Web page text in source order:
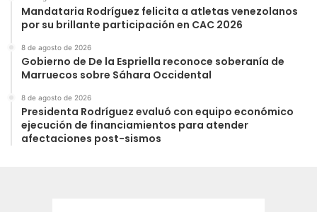
Mandataria Rodríguez felicita a atletas venezolanos
por su brillante participación en CAC 2026
8 de agosto de 2026
Gobierno de De la Espriella reconoce soberanía de
Marruecos sobre Sáhara Occidental
8 de agosto de 2026
Presidenta Rodríguez evaluó con equipo económico
ejecución de financiamientos para atender
afectaciones post-sismos